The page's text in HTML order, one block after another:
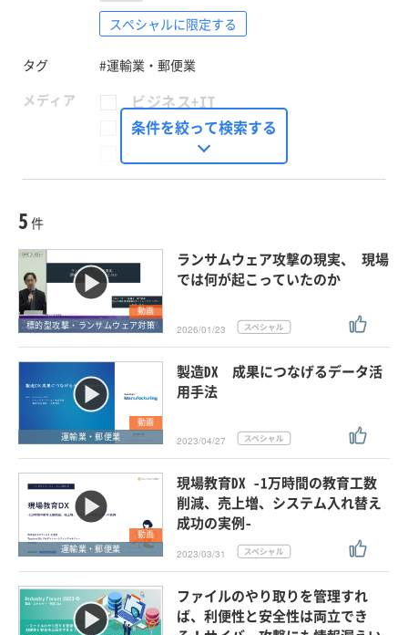
スペシャルに限定する
タグ
#運輸業・郵便業
メディア
ビジネス+IT
FinTech Journal
Seizo Trend
外部ニュース
スペシャルに限定する
タグ ×
運輸業・郵便業
クリア この条件で検索する
条件を絞って検索する
5 件
動画
標的型攻撃・ランサムウェア対策
ランサムウェア攻撃の現実、 現場
では何が起こっていたのか
2026/01/23
動画
運輸業・郵便業
製造DX 成果につなげるデータ活
用手法
2023/04/27
動画
運輸業・郵便業
現場教育DX -1万時間の教育工数
削減、売上増、システム入れ替え
成功の実例-
2023/03/31
ファイルのやり取りを管理すれ
ば、利便性と安全性は両立でき